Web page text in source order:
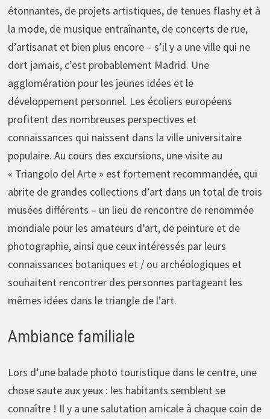
étonnantes, de projets artistiques, de tenues flashy et à
la mode, de musique entraînante, de concerts de rue,
d’artisanat et bien plus encore – s’il y a une ville qui ne
dort jamais, c’est probablement Madrid. Une
agglomération pour les jeunes idées et le
développement personnel. Les écoliers européens
profitent des nombreuses perspectives et
connaissances qui naissent dans la ville universitaire
populaire. Au cours des excursions, une visite au
« Triangolo del Arte » est fortement recommandée, qui
abrite de grandes collections d’art dans un total de trois
musées différents – un lieu de rencontre de renommée
mondiale pour les amateurs d’art, de peinture et de
photographie, ainsi que ceux intéressés par leurs
connaissances botaniques et / ou archéologiques et
souhaitent rencontrer des personnes partageant les
mêmes idées dans le triangle de l’art.
Ambiance familiale
Lors d’une balade photo touristique dans le centre, une
chose saute aux yeux : les habitants semblent se
connaître ! Il y a une salutation amicale à chaque coin de